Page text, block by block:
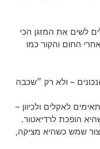
לשים את המזגן הכי
החום והקור כמו
– ולא רק ״שכבה
לאקלים ולכיוון –
הופכת לרדיאטור.
שמש כשהיא מציקה,